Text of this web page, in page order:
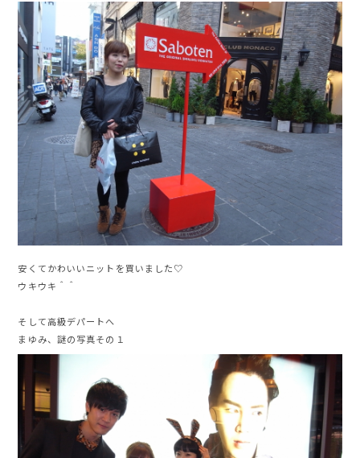
安くてかわいいニットを買いました♡
ウキウキ＾＾
そして高級デパートへ
まゆみ、謎の写真その１